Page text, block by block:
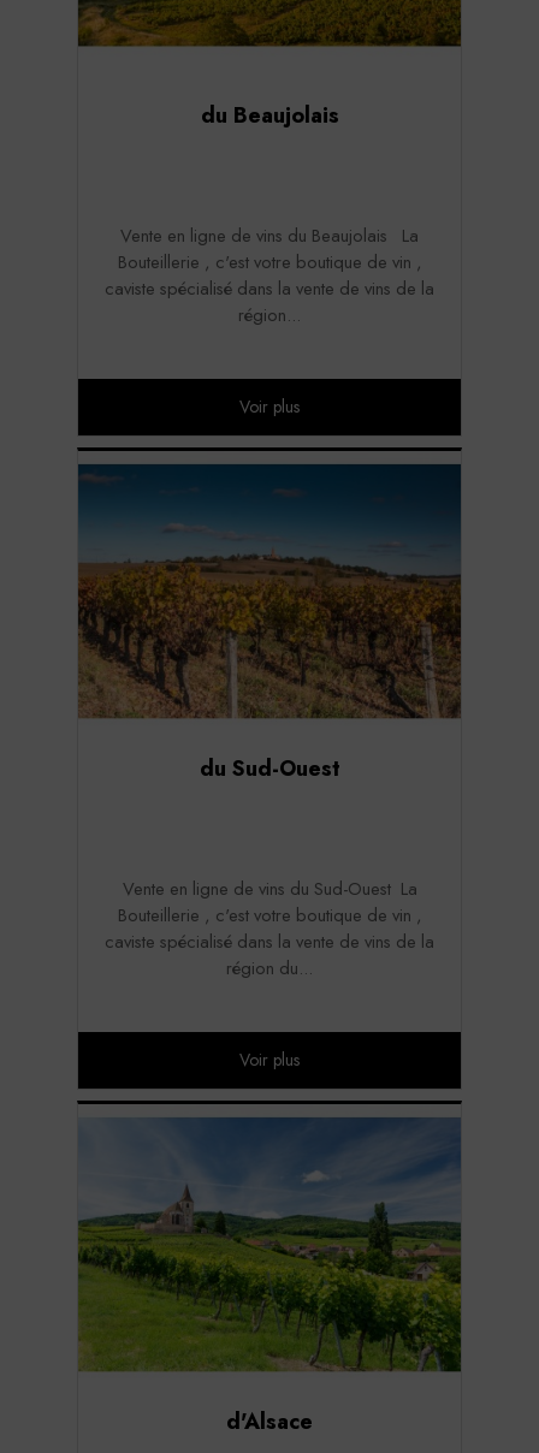
du Beaujolais
Vente en ligne de vins du Beaujolais La
Bouteillerie , c'est votre boutique de vin ,
caviste spécialisé dans la vente de vins de la
région...
Voir plus
du Sud-Ouest
Vente en ligne de vins du Sud-Ouest La
Bouteillerie , c'est votre boutique de vin ,
caviste spécialisé dans la vente de vins de la
région du...
Voir plus
d'Alsace